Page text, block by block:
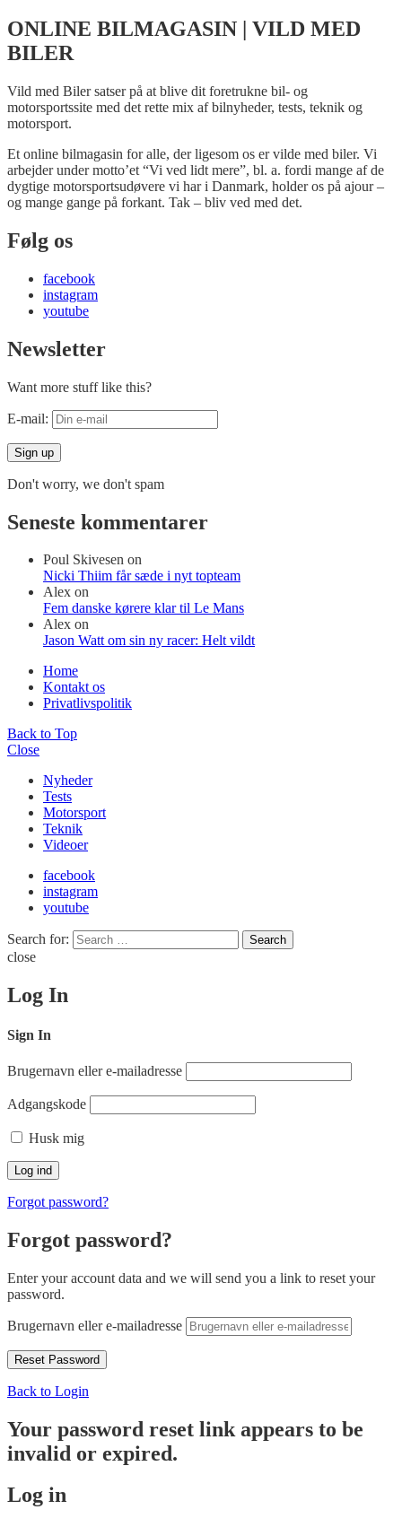
ONLINE BILMAGASIN | VILD MED
BILER
Vild med Biler satser på at blive dit foretrukne bil- og
motorsportssite med det rette mix af bilnyheder, tests, teknik og
motorsport.
Et online bilmagasin for alle, der ligesom os er vilde med biler. Vi
arbejder under motto’et “Vi ved lidt mere”, bl. a. fordi mange af de
dygtige motorsportsudøvere vi har i Danmark, holder os på ajour –
og mange gange på forkant. Tak – bliv ved med det.
Følg os
facebook
instagram
youtube
Newsletter
Want more stuff like this?
E-mail:
Don't worry, we don't spam
Seneste kommentarer
Poul Skivesen on
Nicki Thiim får sæde i nyt topteam
Alex on
Fem danske kørere klar til Le Mans
Alex on
Jason Watt om sin ny racer: Helt vildt
Home
Kontakt os
Privatlivspolitik
Back to Top
Close
Nyheder
Tests
Motorsport
Teknik
Videoer
facebook
instagram
youtube
Search for: Search
close
Log In
Sign In
Brugernavn eller e-mailadresse
Adgangskode
Husk mig
Forgot password?
Forgot password?
Enter your account data and we will send you a link to reset your
password.
Brugernavn eller e-mailadresse
Back to Login
Your password reset link appears to be
invalid or expired.
Log in